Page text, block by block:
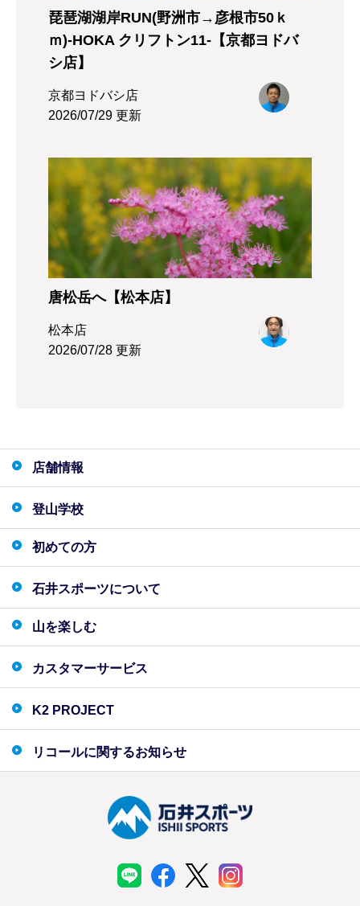
琵琶湖湖岸RUN(野洲市→彦根市50ｋ
ｍ)-HOKA クリフトン11-【京都ヨドバ
シ店】
京都ヨドバシ店
2026/07/29 更新
唐松岳へ【松本店】
松本店
2026/07/28 更新
店舗情報
登山学校
初めての方
石井スポーツについて
山を楽しむ
カスタマーサービス
K2 PROJECT
リコールに関するお知らせ